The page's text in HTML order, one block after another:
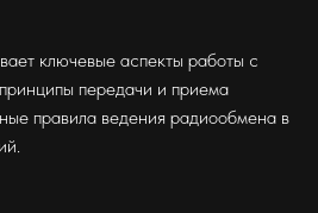
ключевые аспекты работы с
передачи и приема
правила ведения радиообмена в